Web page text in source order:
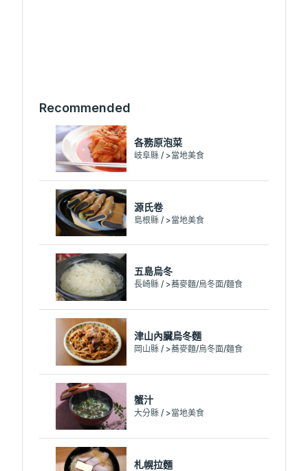
Recommended
各務原泡菜
岐阜縣 / >當地美食
源氏卷
島根縣 / >當地美食
五島烏冬
長崎縣 / >蕎麥麵/烏冬面/麵食
津山內臟烏冬麵
岡山縣 / >蕎麥麵/烏冬面/麵食
蟹汁
大分縣 / >當地美食
札幌拉麵